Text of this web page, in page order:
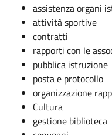
assistenza organi
attività sportive
contratti
rapporti con le
pubblica istruzione
posta e protocollo
organizzazione
Cultura
gestione biblioteca